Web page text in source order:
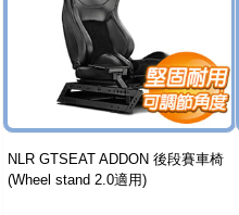
NLR GTSEAT ADDON 後段賽車椅
(Wheel stand 2.0適用)